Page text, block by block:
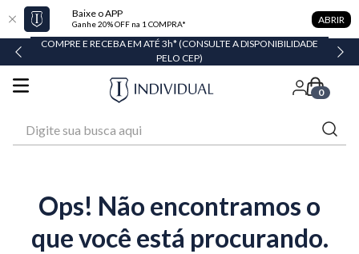
Baixe o APP
Ganhe 20% OFF na 1 COMPRA* ABRIR
COMPRE E RECEBA EM ATÉ 3h* (CONSULTE A DISPONIBILIDADE
PELO CEP)
0
Ops! Não encontramos o
que você está procurando.